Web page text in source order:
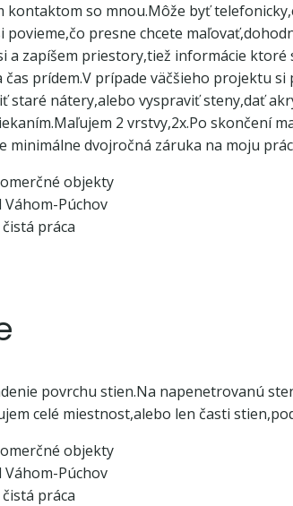
kontaktom so mnou.Môže byť
povieme,čo presne chcete
a zapíšem priestory,tiež informácie
prídem.V prípade väčšieho projektu
staré nátery,alebo vyspraviť steny,dať
2 vrstvy,2x.Po skončení
minimálne dvojročná záruka na moju
objekty
Púchov
práca
povrchu stien.Na napenetrovanú
celé miestnost,alebo len časti
objekty
Púchov
práca